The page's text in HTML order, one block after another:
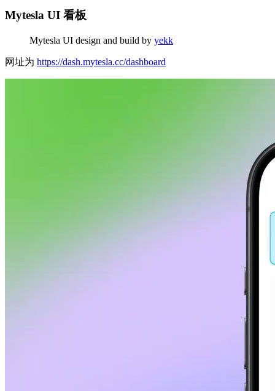
Mytesla UI 看板
Mytesla UI design and build by yekk
网址为 https://dash.mytesla.cc/dashboard